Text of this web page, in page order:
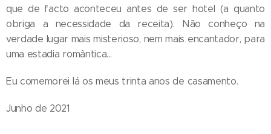
que de facto aconteceu antes de ser hotel (a quanto
obriga a necessidade da receita). Não conheço na
verdade lugar mais misterioso, nem mais encantador, para
uma estadia romântica...
Eu comemorei lá os meus trinta anos de casamento.
Junho de 2021